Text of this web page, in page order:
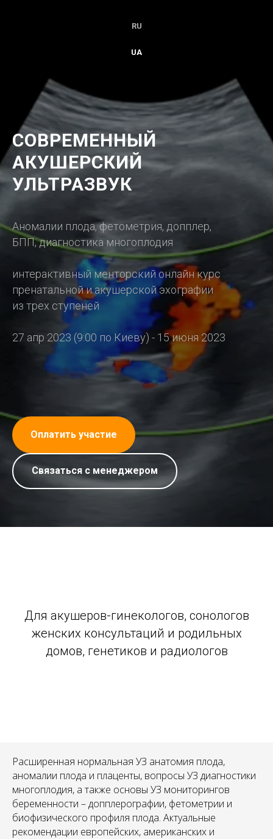
RU
UA
СОВРЕМЕННЫЙ
АКУШЕРСКИЙ
УЛЬТРАЗВУК
Аномалии плода, фетометрия, допплер,
БПП, диагностика многоплодия
интерактивный менторский онлайн курс
пренатальной и акушерской эхографии
из трех ступеней
27 апр 2023 (9:00 по Киеву) - 15 июня 2023
Оплатить участие
Связаться с менеджером
Для акушеров-гинекологов, сонологов
женских консультаций и родильных
домов, генетиков и радиологов
Расширенная нормальная УЗ анатомия плода,
аномалии плода и плаценты, вопросы УЗ диагностики
многоплодия, а также основы УЗ мониторингов
беременности – допплерографии, фетометрии и
биофизического профиля плода. Актуальные
рекомендации европейских, американских и